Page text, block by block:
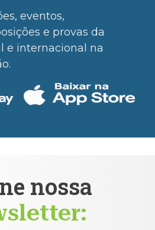
eventos,
e provas da
e internacional na
nossa